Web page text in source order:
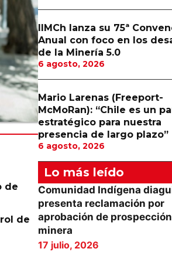
de
de
IIMCh lanza su 75ª
Anual con foco en los
de la Minería 5.0
6 agosto, 2026
Mario Larenas (Freeport-
McMoRan): “Chile es un
estratégico para nuestra
presencia de largo plazo”
6 agosto, 2026
Lo más leído
Comunidad Indígena
presenta reclamación por
aprobación de prospección
minera
17 julio, 2026